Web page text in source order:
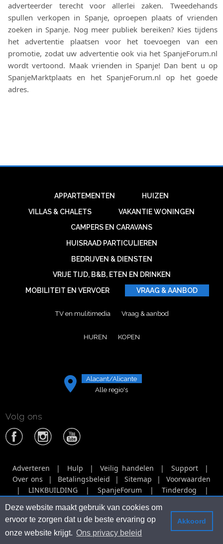
Deze website maakt gebruik van cookies om
ervoor te zorgen dat u de beste ervaring op
onze website krijgt. Ons privacy beleid
Akkoord
adverteerder terecht voor allerlei zaken. Tweedehands
spullen verkopen in Spanje, oproepen plaats of vrienden
zoeken in Spanje. Nog meer publiek bereiken? Kies tijdens
het advertentie plaatsen voor het toevoegen van een
promotie, zodat uw advertentie ook via het SpanjeForum.nl
wordt vertoond. Maak vrienden in Spanje! Dan bent u op
SpanjeMarktplaats en het SpanjeForum.nl op het goede
adres.
APPARTEMENTEN
HUIZEN
VILLAS & CHALETS
VAKANTIE WONINGEN
CAMPERS EN CARAVANS
HUISRAAD PARTICULIEREN
BEDRIJVEN & DIENSTEN
VRIJE TIJD, B&B, ETEN EN DRINKEN
MOBILITEIT EN VERVOER
VRAAG & AANBOD
TV en mulitimedia Vraag & aanbod
HUREN KOPEN
Alacant/Alicante
Alle regio's
Volg ons
Adverteren | Hulp | Veilig handelen | Support|
Over ons | Betalingsbeleid | Sitemap |
Voorwaarden
|
LINKBUILDING | SpanjeForum | Tinderdog |
Agencies| Video adverteren|
Marktplaatsen - marketplaces| SpanjeForum.nl|
© SpanjeMarktplaats 2025